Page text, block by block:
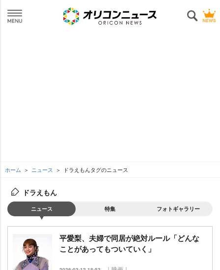
ホーム ニュース ドラえもんタグのニュース
ドラえもん
ニュース 特集 フォトギャラリー
平愛梨、夫婦で同居が絶対ルール「どんな
ことがあってもついていく」